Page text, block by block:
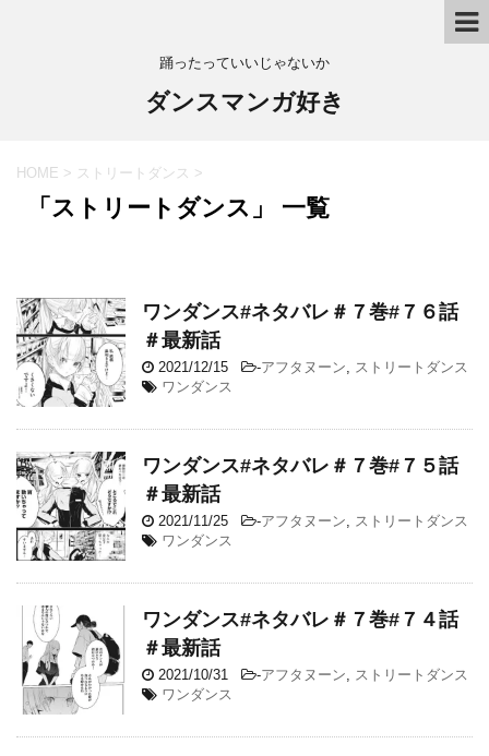
踊ったっていいじゃないか
ダンスマンガ好き
HOME > ストリートダンス >
「ストリートダンス」 一覧
ワンダンス#ネタバレ＃７巻#７６話
＃最新話
2021/12/15 -アフタヌーン, ストリートダンス
ワンダンス
ワンダンス#ネタバレ＃７巻#７５話
＃最新話
2021/11/25 -アフタヌーン, ストリートダンス
ワンダンス
ワンダンス#ネタバレ＃７巻#７４話
＃最新話
2021/10/31 -アフタヌーン, ストリートダンス
ワンダンス